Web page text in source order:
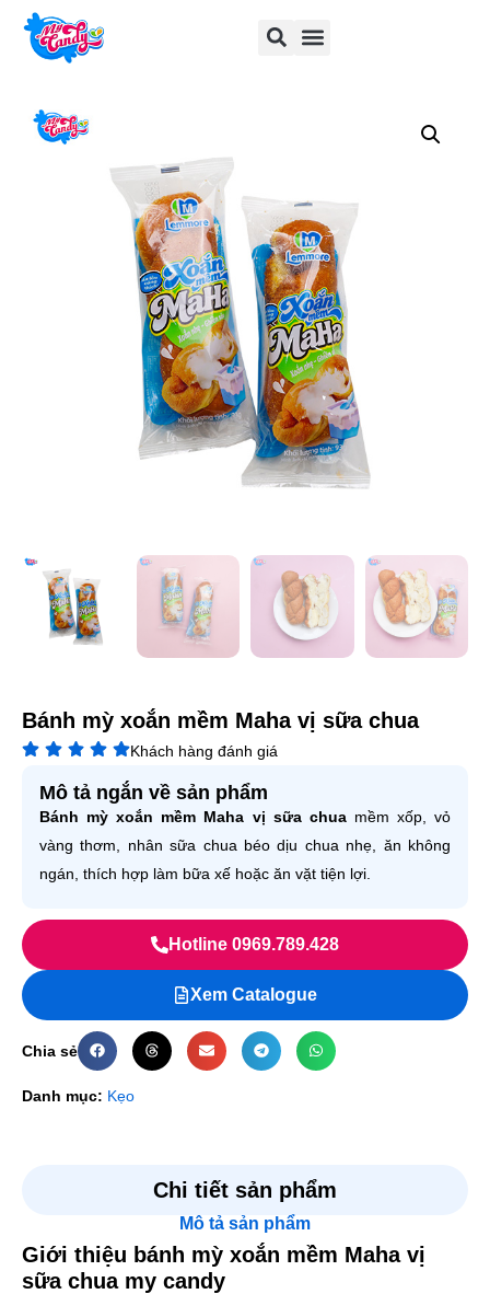
Bánh mỳ xoắn mềm Maha vị sữa chua
Khách hàng đánh giá
Mô tả ngắn về sản phẩm
Bánh mỳ xoắn mềm Maha vị sữa chuamềm xốp, vỏ
vàng thơm, nhân sữa chua béo dịu chua nhẹ, ăn không
ngán, thích hợp làm bữa xế hoặc ăn vặt tiện lợi.
Hotline 0969.789.428
Xem Catalogue
Chia sẻ
Danh mục: Kẹo
Chi tiết sản phẩm
Mô tả sản phẩm
Giới thiệu bánh mỳ xoắn mềm Maha vị
sữa chua my candy